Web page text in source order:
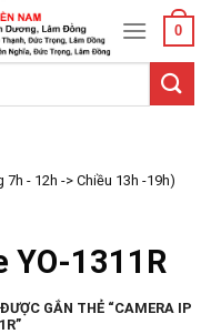
0
7h - 12h -> Chiều 13h -19h)
YO-1311R
GẮN THẺ “CAMERA IP